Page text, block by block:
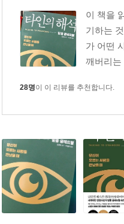
찾아보기
이 책을
기하는
가 어떤
깨버리는
28명이 이 리뷰를 추천합니다.